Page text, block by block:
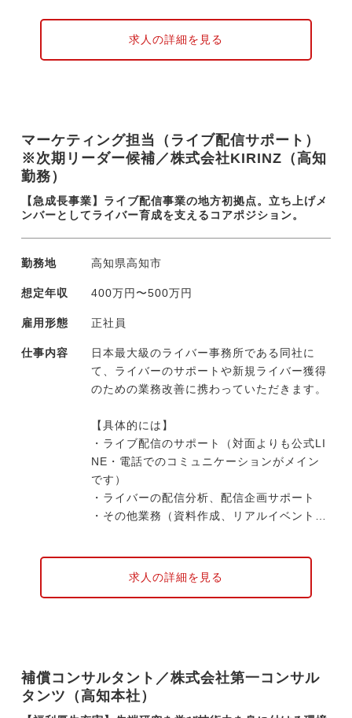
ただきます。商品点数が多いことが当社の強
求人の詳細を見る
マーケティング担当（ライブ配信サポート）
※次期リーダー候補／株式会社KIRINZ（高知
勤務）
【急成長事業】ライブ配信事業の地方初拠点。立ち上げメ
ンバーとしてライバー育成を支えるコアポジション。
勤務地 高知県高知市
想定年収 400万円〜500万円
雇用形態 正社員
仕事内容
日本最大級のライバー事務所である同社に
て、ライバーのサポートや新規ライバー獲得
のための業務改善に携わっていただきます。
【具体的には】
・ライブ配信のサポート（対面よりも公式LI
NE・電話でのコミュニケーションがメイン
です）
・ライバーの配信分析、配信企画サポート
・その他業務（資料作成、リアルイベントの
・新規ライバーの獲得に向けたアプローチ方
※営業のようなノルマは一切ありません。
※外回りはなく完全なオフィスワークです。
求人の詳細を見る
補償コンサルタント／株式会社第一コンサル
タンツ（高知本社）